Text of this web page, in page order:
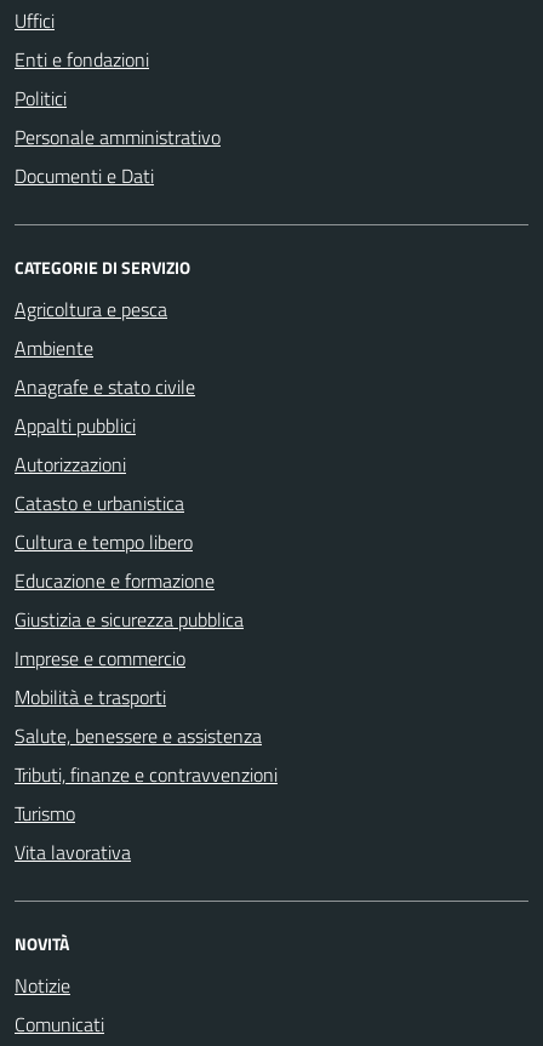
Uffici
Enti e fondazioni
Politici
Personale amministrativo
Documenti e Dati
CATEGORIE DI SERVIZIO
Agricoltura e pesca
Ambiente
Anagrafe e stato civile
Appalti pubblici
Autorizzazioni
Catasto e urbanistica
Cultura e tempo libero
Educazione e formazione
Giustizia e sicurezza pubblica
Imprese e commercio
Mobilità e trasporti
Salute, benessere e assistenza
Tributi, finanze e contravvenzioni
Turismo
Vita lavorativa
NOVITÀ
Notizie
Comunicati